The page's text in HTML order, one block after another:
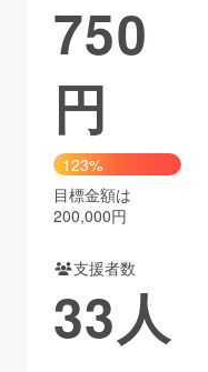
チャレンジ
Creation
コミュニティ
750
円
123%
目標金額は
200,000円
支援者数
33人